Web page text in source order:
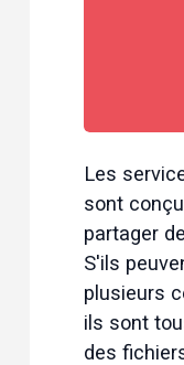
Les
sont
partager
S'ils
plusieurs
ils sont
des